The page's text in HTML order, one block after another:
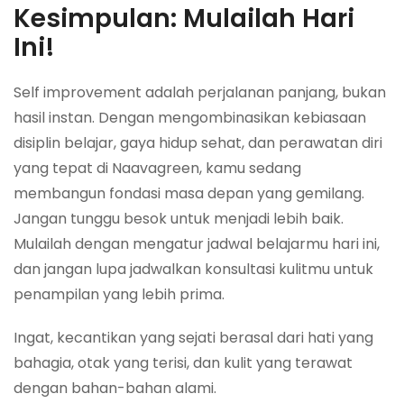
Kesimpulan: Mulailah Hari
Ini!
Self improvement adalah perjalanan panjang, bukan
hasil instan. Dengan mengombinasikan kebiasaan
disiplin belajar, gaya hidup sehat, dan perawatan diri
yang tepat di Naavagreen, kamu sedang
membangun fondasi masa depan yang gemilang.
Jangan tunggu besok untuk menjadi lebih baik.
Mulailah dengan mengatur jadwal belajarmu hari ini,
dan jangan lupa jadwalkan konsultasi kulitmu untuk
penampilan yang lebih prima.
Ingat, kecantikan yang sejati berasal dari hati yang
bahagia, otak yang terisi, dan kulit yang terawat
dengan bahan-bahan alami.